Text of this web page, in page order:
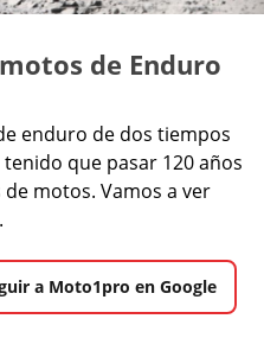
de Enduro
enduro de dos tiempos
que pasar 120 años
motos. Vamos a ver
a Moto1pro en Google